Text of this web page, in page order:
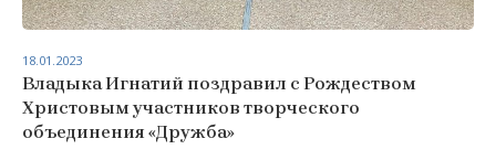
Владыка Игнатий поздравил с Рождеством
Христовым участников творческого
объединения «Дружба»
18.01.2023